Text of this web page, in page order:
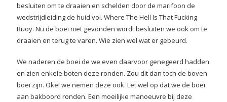
besluiten om te draaien en schelden door de marifoon de
wedstrijdleiding de huid vol. Where The Hell Is That Fucking
Buoy. Nu de boei niet gevonden wordt besluiten we ook om te
draaien en terug te varen. Wie zien wel wat er gebeurd.
We naderen de boei de we even daarvoor genegeerd hadden
en zien enkele boten deze ronden. Zou dit dan toch de boven
boei zijn. Oke! we nemen deze ook. Let wel op dat we de boei
aan bakboord ronden. Een moeilijke manoeuvre bij deze